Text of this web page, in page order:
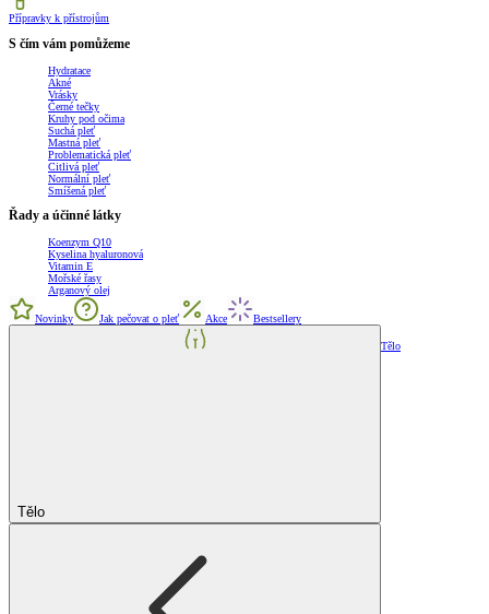
Přípravky k přístrojům
S čím vám pomůžeme
Hydratace
Akné
Vrásky
Černé tečky
Kruhy pod očima
Suchá pleť
Mastná pleť
Problematická pleť
Citlivá pleť
Normální pleť
Smíšená pleť
Řady a účinné látky
Koenzym Q10
Kyselina hyaluronová
Vitamin E
Mořské řasy
Arganový olej
Novinky Jak pečovat o pleť Akce Bestsellery
Tělo
Tělo